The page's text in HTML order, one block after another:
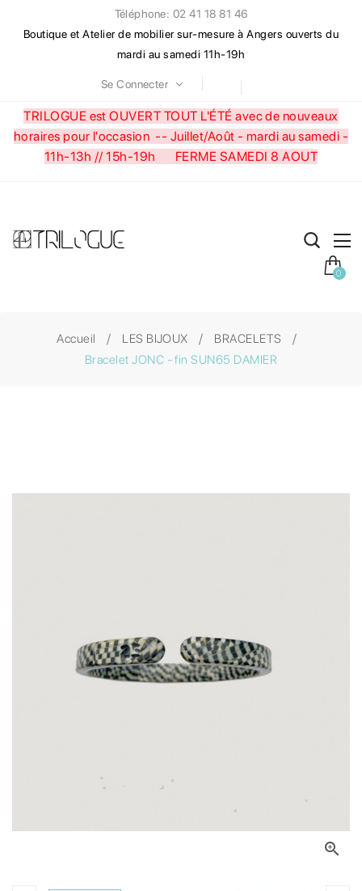
Téléphone: 02 41 18 81 46
Boutique et Atelier de mobilier sur-mesure à Angers ouverts du
mardi au samedi 11h-19h
Se Connecter
TRILOGUE est OUVERT TOUT L'ÉTÉ avec de nouveaux
horaires pour l'occasion -- Juillet/Août - mardi au samedi -
11h-13h // 15h-19h FERME SAMEDI 8 AOUT
0
Accueil LES BIJOUX
BRACELETS
Bracelet JONC - fin SUN65 DAMIER
